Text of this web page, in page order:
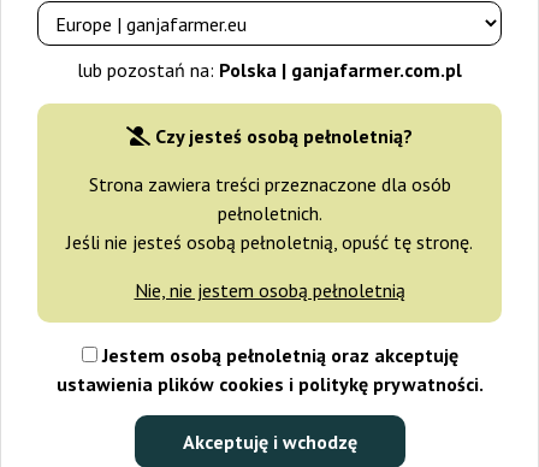
lub pozostań na: Polska | ganjafarmer.com.pl
Czy jesteś osobą pełnoletnią?
Strona zawiera treści przeznaczone dla osób
pełnoletnich.
Jeśli nie jesteś osobą pełnoletnią, opuść tę stronę.
Nie, nie jestem osobą pełnoletnią
Jestem osobą pełnoletnią oraz akceptuję
ustawienia plików cookies i politykę prywatności.
Akceptuję i wchodzę
konopi - od starożytności do
współczesności
2026-07-29
Gdzie jest legalna marihuana?
Prawo od Europy po obie Ameryki
Jak dostać receptę na medyczną
marihuanę?
2026-06-25